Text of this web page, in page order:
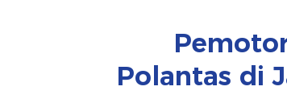
Polantas di